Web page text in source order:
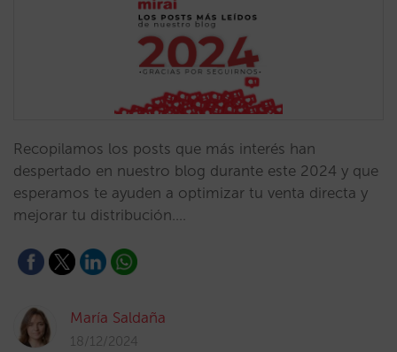
Recopilamos los posts que más interés han
despertado en nuestro blog durante este 2024 y que
esperamos te ayuden a optimizar tu venta directa y
mejorar tu distribución.…
María Saldaña
18/12/2024